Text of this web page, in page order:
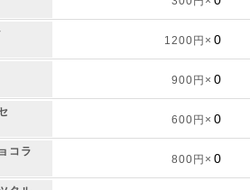
1200円×
900円×
600円×
コラ
800円×